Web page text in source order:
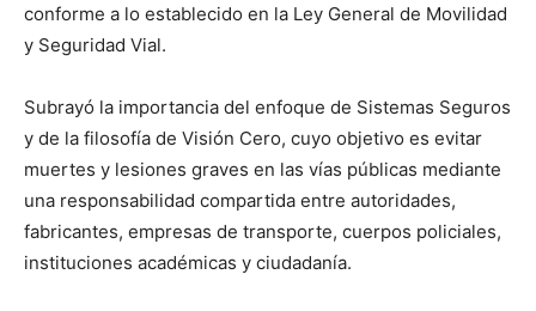
conforme a lo establecido en la Ley General de Movilidad
y Seguridad Vial.
Subrayó la importancia del enfoque de Sistemas Seguros
y de la filosofía de Visión Cero, cuyo objetivo es evitar
muertes y lesiones graves en las vías públicas mediante
una responsabilidad compartida entre autoridades,
fabricantes, empresas de transporte, cuerpos policiales,
instituciones académicas y ciudadanía.